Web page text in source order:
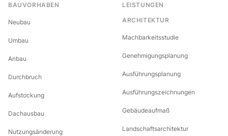
BAUVORHABEN
Neubau
Umbau
Anbau
Durchbruch
Aufstockung
Dachausbau
Nutzungsänderung
LEISTUNGEN
ARCHITEKTUR
Machbarkeitsstudie
Genehmigungsplanung
Ausführungsplanung
Ausführungszeichnungen
Gebäudeaufmaß
Landschaftsarchitektur